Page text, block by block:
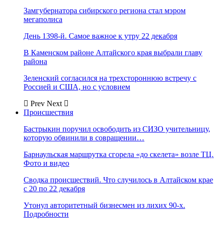
Замгубернатора сибирского региона стал мэром
мегаполиса
День 1398-й. Самое важное к утру 22 декабря
В Каменском районе Алтайского края выбрали главу
района
Зеленский согласился на трехстороннюю встречу с
Россией и США, но с условием
Prev Next
Происшествия
Бастрыкин поручил освободить из СИЗО учительницу,
которую обвинили в совращении…
Барнаульская маршрутка сгорела «до скелета» возле ТЦ.
Фото и видео
Сводка происшествий. Что случилось в Алтайском крае
с 20 по 22 декабря
Утонул авторитетный бизнесмен из лихих 90-х.
Подробности